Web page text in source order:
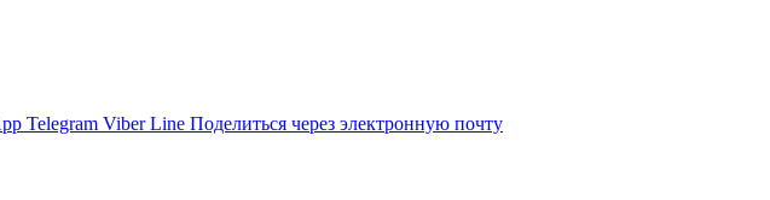
Telegram Viber Line Поделиться через электронную почту